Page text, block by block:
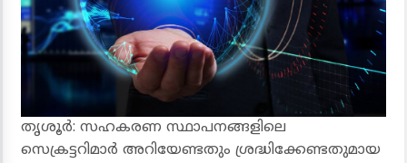
തൃശൂർ: സഹകരണ സ്ഥാപനങ്ങളിലെ
സെക്രട്ടറിമാർ അറിയേണ്ടതും ശ്രദ്ധിക്കേണ്ടതുമായ